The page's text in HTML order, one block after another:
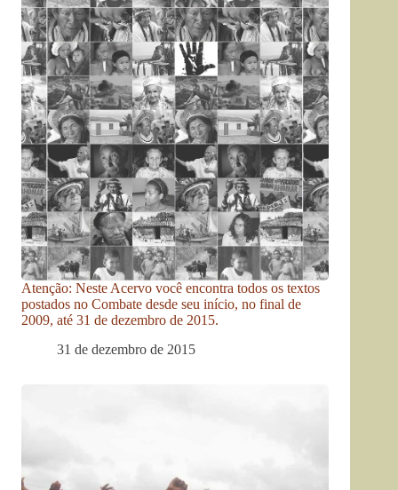
Atenção: Neste Acervo você encontra todos os textos
postados no Combate desde seu início, no final de
2009, até 31 de dezembro de 2015.
31 de dezembro de 2015